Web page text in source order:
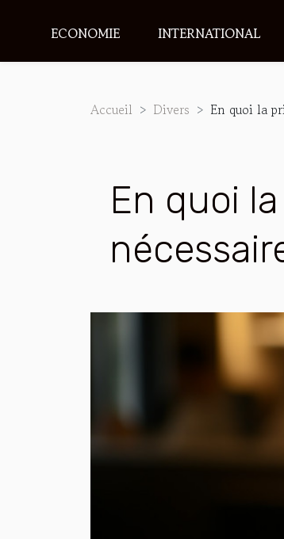
ECONOMIE INTERNATIONAL
Accueil Divers En quoi la
En quoi